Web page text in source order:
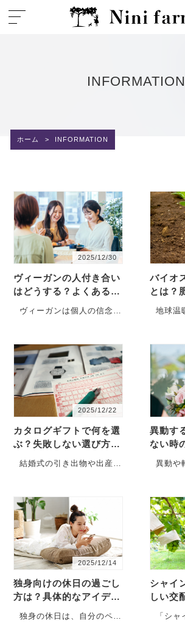
INFORMATION
ホーム > INFORMATION
2025/12/30
ヴィーガンの人付き合い
はどうする？よくある悩
みと対処法を解説
ヴィーガンは個人の信念に
の外食など、人間関係に影
響する場面もあります。良
好な人付き合いをするため
にも、柔…
バイオ
とは？
いや効
地球温
ていま
違い、
出して
性や収
2025/12/22
カタログギフトで何を選
ぶ？失敗しない選び方の
コツとおすすめ商品
結婚式の引き出物や出産内
す。カタログには食品や日
用品など、幅広い商品が掲
載されているため、何を選
べば良いか…
異動す
ない時
すすめ
異動や
持ちは
も餞別
せん。
断すれ
2025/12/14
独身向けの休日の過ごし
方は？具体的なアイデア
をそれぞれ解説
独身の休日は、自分のペー
シャイ
しい交
の新品
「シャ